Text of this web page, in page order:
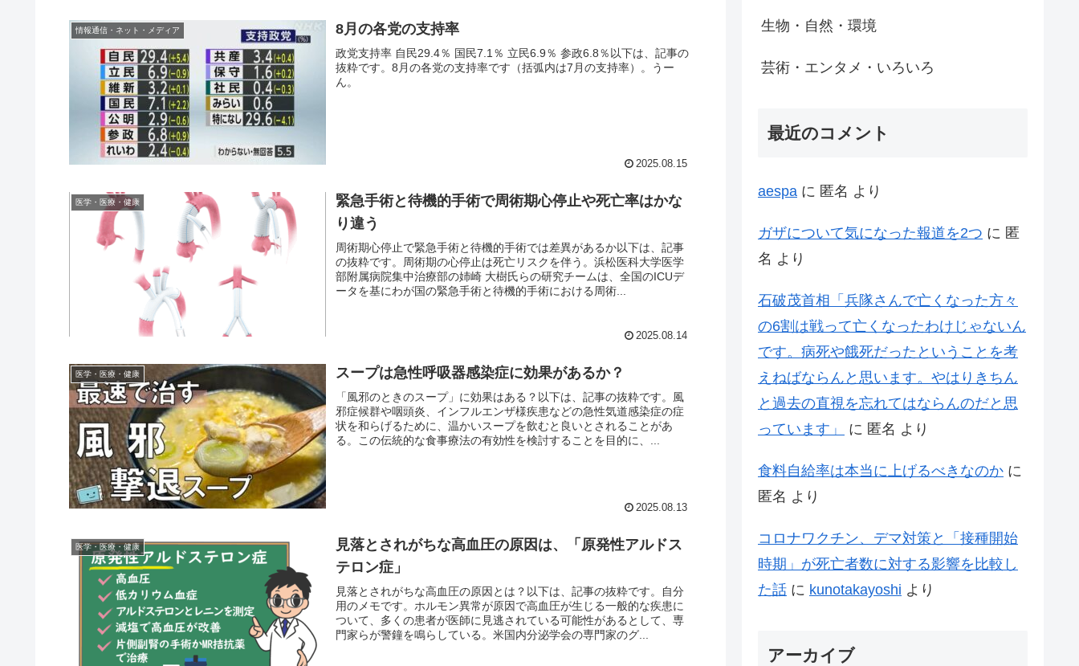
情報通信・ネット・メディア 8月の各党の支持率
政党支持率 自民29.4％ 国民7.1％ 立民6.9％ 参政6.8％以下は、記事の
抜粋です。8月の各党の支持率です（括弧内は7月の支持率）。うー
ん。
2025.08.15
医学・医療・健康
緊急手術と待機的手術で周術期心停止や死亡率はかな
り違う
周術期心停止で緊急手術と待機的手術では差異があるか以下は、記事
の抜粋です。周術期の心停止は死亡リスクを伴う。浜松医科大学医学
部附属病院集中治療部の姉崎 大樹氏らの研究チームは、全国のICUデ
ータを基にわが国の緊急手術と待機的手術における周術...
2025.08.14
医学・医療・健康 スープは急性呼吸器感染症に効果があるか？
「風邪のときのスープ」に効果はある？以下は、記事の抜粋です。風
邪症候群や咽頭炎、インフルエンザ様疾患などの急性気道感染症の症
状を和らげるために、温かいスープを飲むと良いとされることがあ
る。この伝統的な食事療法の有効性を検討することを目的に、...
2025.08.13
医学・医療・健康
見落とされがちな高血圧の原因は、「原発性アルドス
テロン症」
見落とされがちな高血圧の原因とは？以下は、記事の抜粋です。自分
用のメモです。ホルモン異常が原因で高血圧が生じる一般的な疾患に
ついて、多くの患者が医師に見逃されている可能性があるとして、専
門家らが警鐘を鳴らしている。米国内分泌学会の専門家のグ...
生物・自然・環境
芸術・エンタメ・いろいろ
最近のコメント
aespa に 匿名 より
ガザについて気になった報道を2つ に 匿
名 より
石破茂首相「兵隊さんで亡くなった方々
の6割は戦って亡くなったわけじゃないん
です。病死や餓死だったということを考
えねばならんと思います。やはりきちん
と過去の直視を忘れてはならんのだと思
っています」
に 匿名 より
食料自給率は本当に上げるべきなのか に
匿名 より
コロナワクチン、デマ対策と「接種開始
時期」が死亡者数に対する影響を比較し
た話 に kunotakayoshi より
アーカイブ